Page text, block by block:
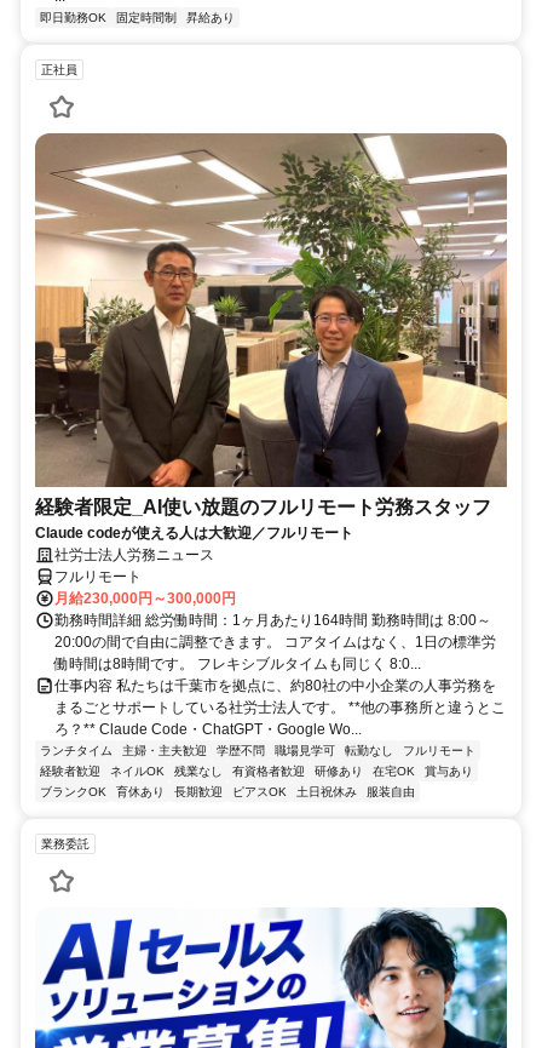
即日勤務OK 固定時間制 昇給あり
正社員
経験者限定_AI使い放題のフルリモート労務スタッフ
Claude codeが使える人は大歓迎／フルリモート
社労士法人労務ニュース
フルリモート
月給230,000円～300,000円
勤務時間詳細 総労働時間：1ヶ月あたり164時間 勤務時間は 8:00～
20:00の間で自由に調整できます。 コアタイムはなく、1日の標準労
働時間は8時間です。 フレキシブルタイムも同じく 8:0...
仕事内容 私たちは千葉市を拠点に、約80社の中小企業の人事労務を
まるごとサポートしている社労士法人です。 **他の事務所と違うとこ
ろ？** Claude Code・ChatGPT・Google Wo...
ランチタイム 主婦・主夫歓迎 学歴不問 職場見学可 転勤なし
フルリモート
経験者歓迎
ネイルOK 残業なし 有資格者歓迎 研修あり 在宅OK
賞与あり
ブランクOK
育休あり 長期歓迎 ピアスOK 土日祝休み 服装自由
業務委託